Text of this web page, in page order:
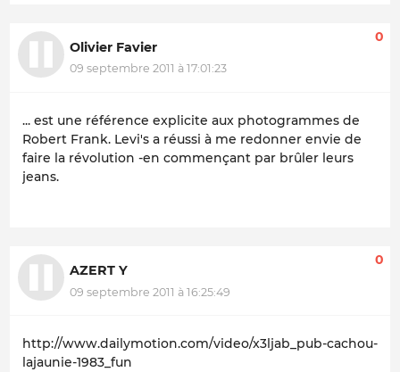
Olivier Favier
09 septembre 2011 à 17:01:23
0
... est une référence explicite aux photogrammes de
Robert Frank. Levi's a réussi à me redonner envie de
faire la révolution -en commençant par brûler leurs
jeans.
AZERT Y
09 septembre 2011 à 16:25:49
0
http://www.dailymotion.com/video/x3ljab_pub-cachou-
lajaunie-1983_fun